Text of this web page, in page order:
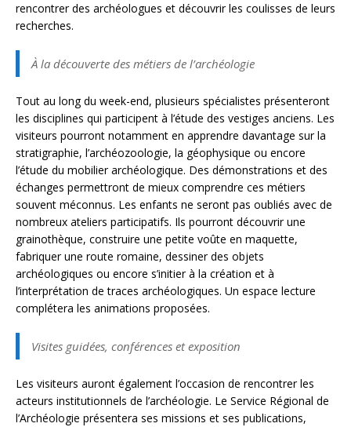
rencontrer des archéologues et découvrir les coulisses de leurs
recherches.
À la découverte des métiers de l’archéologie
Tout au long du week-end, plusieurs spécialistes présenteront
les disciplines qui participent à l’étude des vestiges anciens. Les
visiteurs pourront notamment en apprendre davantage sur la
stratigraphie, l’archéozoologie, la géophysique ou encore
l’étude du mobilier archéologique. Des démonstrations et des
échanges permettront de mieux comprendre ces métiers
souvent méconnus. Les enfants ne seront pas oubliés avec de
nombreux ateliers participatifs. Ils pourront découvrir une
grainothèque, construire une petite voûte en maquette,
fabriquer une route romaine, dessiner des objets
archéologiques ou encore s’initier à la création et à
l’interprétation de traces archéologiques. Un espace lecture
complétera les animations proposées.
Visites guidées, conférences et exposition
Les visiteurs auront également l’occasion de rencontrer les
acteurs institutionnels de l’archéologie. Le Service Régional de
l’Archéologie présentera ses missions et ses publications,